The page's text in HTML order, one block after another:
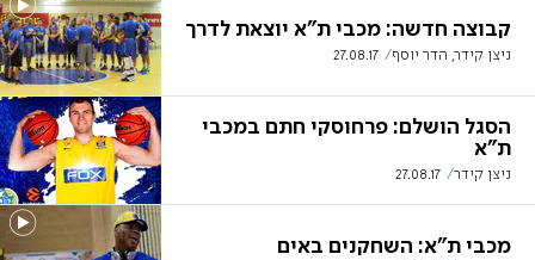
קבוצה חדשה: מכבי ת"א יוצאת לדרך
ניצן קידר, הדר יוסף 27.08.17
הסגל הושלם: פרחוסקי חתם במכבי
ת"א
ניצן קידר 27.08.17
מכבי ת"א: השחקנים באים